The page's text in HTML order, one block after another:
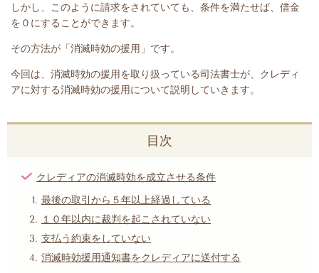
しかし、このように請求をされていても、条件を満たせば、借金
を０にすることができます。
その方法が「消滅時効の援用」です。
今回は、 消滅時効の援用を取り扱っている司法書士が、クレディ
アに対する消滅時効の援用について説明していきます。
目次
クレディアの消滅時効を成立させる条件
最後の取引から５年以上経過している
１０年以内に裁判を起こされていない
支払う約束をしていない
消滅時効援用通知書をクレディアに送付する